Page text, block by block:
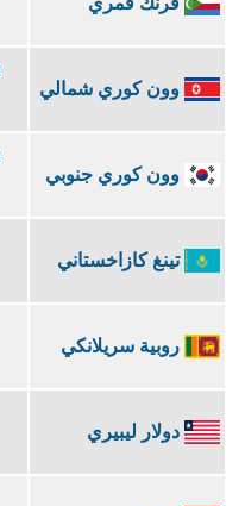
وون كوري شمالي
وون كوري جنوبي
تينغ كازاخستاني
روبية سريلانكي
دولار ليبيري